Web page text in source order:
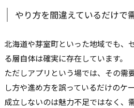
やり方を間違えているだけで
北海道や芽室町といった地域でも、
る層自体は確実に存在しています。
ただしアプリという場では、その需
し方や進め方を誤っているだけのケ
成立しないのは魅力不足ではなく、